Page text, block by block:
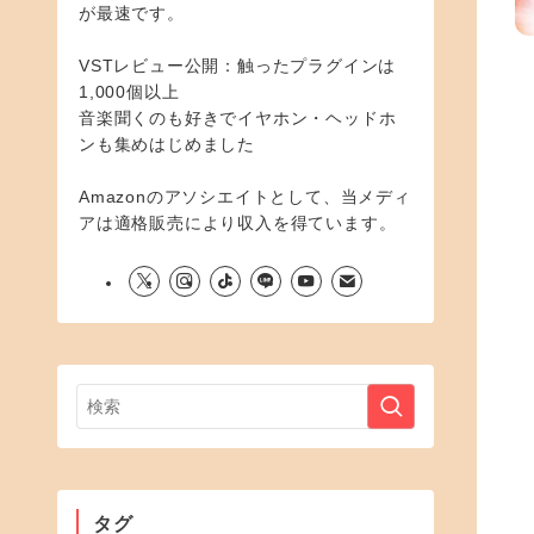
が最速です。
VSTレビュー公開：触ったプラグインは
1,000個以上
音楽聞くのも好きでイヤホン・ヘッドホ
ンも集めはじめました
Amazonのアソシエイトとして、当メディ
アは適格販売により収入を得ています。
タグ